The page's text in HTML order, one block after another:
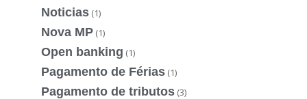
Noticias (1)
Nova MP (1)
Open banking (1)
Pagamento de Férias (1)
Pagamento de tributos (3)